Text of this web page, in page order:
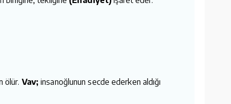
ölür. Vav; insanoğlunun secde ederken aldığı